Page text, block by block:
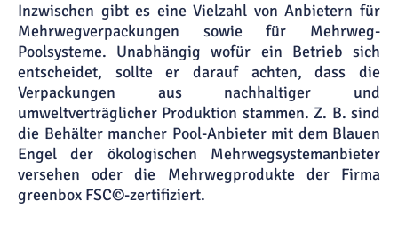
Inzwischen gibt es eine Vielzahl von Anbietern für
Mehrwegverpackungen sowie für Mehrweg-
Poolsysteme. Unabhängig wofür ein Betrieb sich
entscheidet, sollte er darauf achten, dass die
Verpackungen aus nachhaltiger und
umweltverträglicher Produktion stammen. Z. B. sind
die Behälter mancher Pool-Anbieter mit dem Blauen
Engel der ökologischen Mehrwegsystemanbieter
versehen oder die Mehrwegprodukte der Firma
greenbox FSC©-zertifiziert.